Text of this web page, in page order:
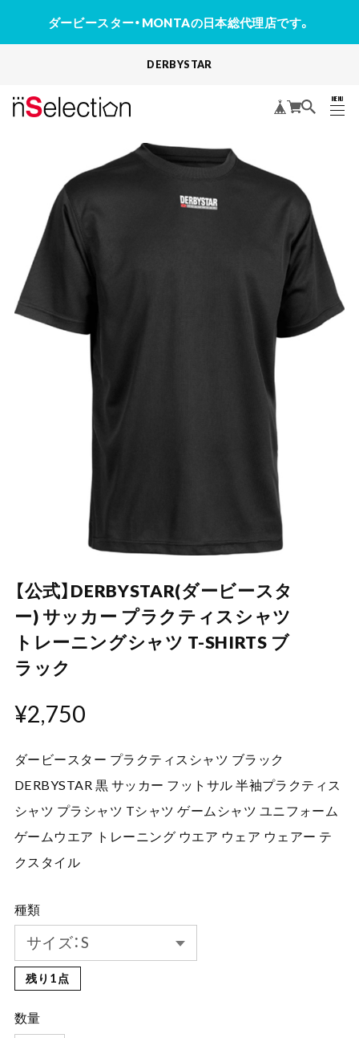
ダービースター・MONTAの日本総代理店です。
DERBYSTAR
MENU
CLOSE
【公式】DERBYSTAR(ダービースタ
ー) サッカー プラクティスシャツ
トレーニングシャツ T-SHIRTS ブ
ラック
¥2,750
ダービースター プラクティスシャツ ブラック
DERBYSTAR 黒 サッカー フットサル 半袖プラクティス
シャツ プラシャツ Tシャツ ゲームシャツ ユニフォーム
ゲームウエア トレーニング ウエア ウェア ウェアー テ
クスタイル
種類
残り1点
数量